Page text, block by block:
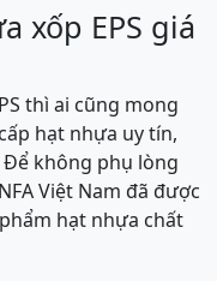
xốp EPS giá
thì ai cũng mong
hạt nhựa uy tín,
không phụ lòng
Việt Nam đã được
hạt nhựa chất